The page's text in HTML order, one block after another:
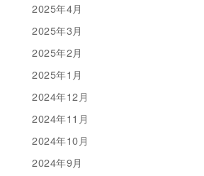
2025年4月
2025年3月
2025年2月
2025年1月
2024年12月
2024年11月
2024年10月
2024年9月